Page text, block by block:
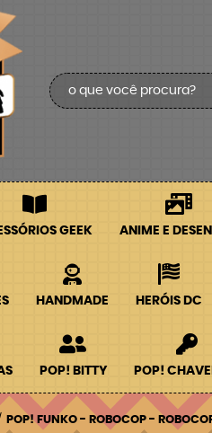
GEEK ANIME E
HANDMADE HERÓIS DC
POP! BITTY POP!
POP! FUNKO - ROBOCOP -